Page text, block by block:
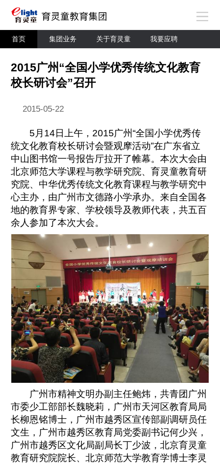
首页 集团业务 关于育灵童 我要应聘
2015广州“全国小学优秀传统文化教育
校长研讨会”召开
2015-05-22
5月14日上午，2015广州“全国小学优秀传
统文化教育校长研讨会暨观摩活动”在广东省立
中山图书馆一号报告厅拉开了帷幕。本次大会由
北京师范大学课程与教学研究院、育灵童教育研
究院、中华优秀传统文化教育课程与教学研究中
心主办，由广州市文德路小学承办。来自全国各
地的教育界专家、学校领导及教师代表，共五百
余人参加了本次大会。
广州市精神文明办副主任鲍炜，共青团广州
市委少工部部长魏晓莉，广州市天河区教育局局
长柳恩铭博士，广州市越秀区宣传部副调研员任
文生，广州市越秀区教育局党委副书记何少兴，
广州市越秀区文化局副局长丁少波，北京育灵童
教育研究院院长、北京师范大学教育学博士李灵